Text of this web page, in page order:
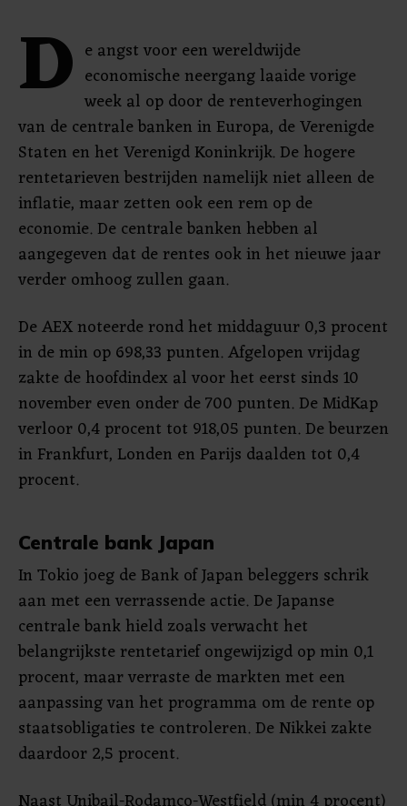
D e angst voor een wereldwijde
economische neergang laaide vorige
week al op door de renteverhogingen
van de centrale banken in Europa, de Verenigde
Staten en het Verenigd Koninkrijk. De hogere
rentetarieven bestrijden namelijk niet alleen de
inflatie, maar zetten ook een rem op de
economie. De centrale banken hebben al
aangegeven dat de rentes ook in het nieuwe jaar
verder omhoog zullen gaan.
De AEX noteerde rond het middaguur 0,3 procent
in de min op 698,33 punten. Afgelopen vrijdag
zakte de hoofdindex al voor het eerst sinds 10
november even onder de 700 punten. De MidKap
verloor 0,4 procent tot 918,05 punten. De beurzen
in Frankfurt, Londen en Parijs daalden tot 0,4
procent.
Centrale bank Japan
In Tokio joeg de Bank of Japan beleggers schrik
aan met een verrassende actie. De Japanse
centrale bank hield zoals verwacht het
belangrijkste rentetarief ongewijzigd op min 0,1
procent, maar verraste de markten met een
aanpassing van het programma om de rente op
staatsobligaties te controleren. De Nikkei zakte
daardoor 2,5 procent.